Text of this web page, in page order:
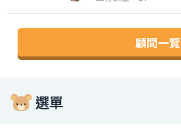
顧問一覽
選單